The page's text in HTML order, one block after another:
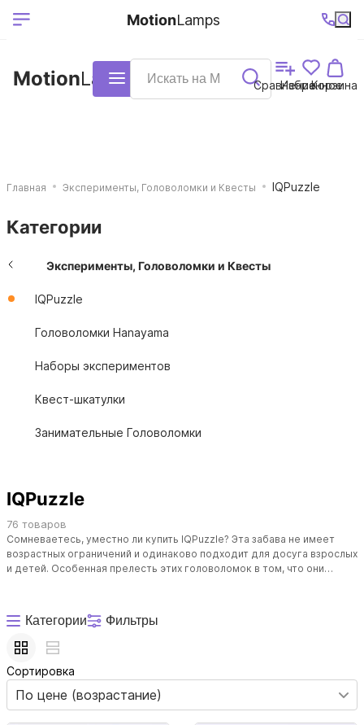
Ваш регион
Выберите ваш
+7 (495)740-
38-68
График
работы
MotionLamps Каталог Сравнение
Избранное
Корзина
MotionLamps
Главная Эксперименты, Головоломки и Квесты IQPuzzle
Категории
Эксперименты, Головоломки и Квесты
IQPuzzle
Головоломки Hanayama
Наборы экспериментов
Квест-шкатулки
Занимательные Головоломки
IQPuzzle
76 товаров
Сомневаетесь, уместно ли купить IQPuzzle? Эта забава не имеет
возрастных ограничений и одинаково подходит для досуга взрослых
и детей. Особенная прелесть этих головоломок в том, что они
попробуйте. Возможно, это изменит взгляд на привычные вещи.
Категории Фильтры
Сортировка
По цене (возрастание)